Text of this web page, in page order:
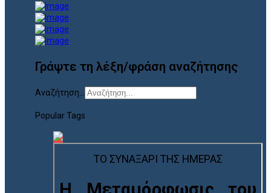
Γράψτε τη λέξη/φράση αναζήτησης
Αναζήτηση...
Popular Tags